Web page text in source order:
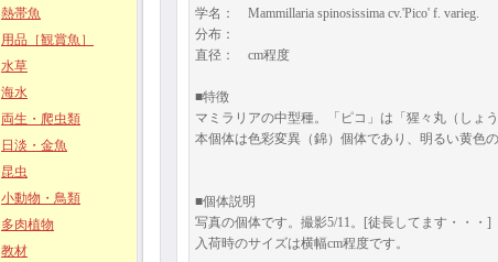
熱帯魚
用品［観賞魚］
水草
海水
両生・爬虫類
日淡・金魚
昆虫
小動物・鳥類
多肉植物
教材
学名： Mammillaria spinosissima cv.'Pico' f. varieg.
分布：
直径： cm程度
■特徴
マミラリアの中型種。「ピコ」は「猩々丸（しょ
本個体は色彩変異（錦）個体であり、明るい黄色
■個体説明
写真の個体です。撮影5/11。[徒長してます・・・]
入荷時のサイズは横幅cm程度です。